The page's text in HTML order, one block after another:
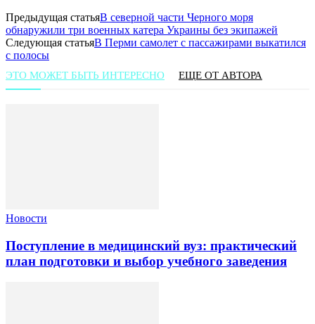
Предыдущая статьяВ северной части Черного моря
обнаружили три военных катера Украины без экипажей
Следующая статьяВ Перми самолет с пассажирами выкатился
с полосы
ЭТО МОЖЕТ БЫТЬ ИНТЕРЕСНО ЕЩЕ ОТ АВТОРА
Новости
Поступление в медицинский вуз: практический
план подготовки и выбор учебного заведения